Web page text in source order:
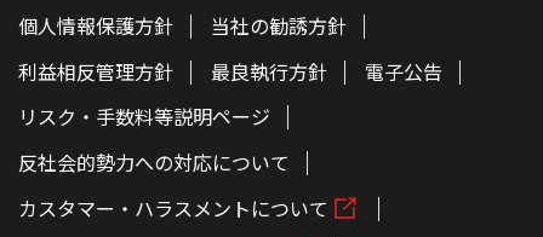
個人情報保護方針
当社の勧誘方針
利益相反管理方針
最良執行方針
電子公告
リスク・手数料等説明ページ
反社会的勢力への対応について
カスタマー・ハラスメントについて